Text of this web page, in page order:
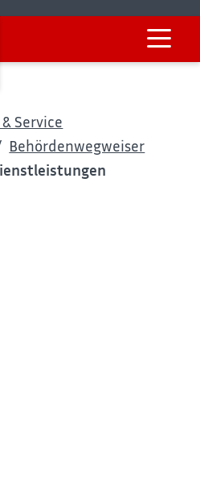
Service
Behördenwegweiser